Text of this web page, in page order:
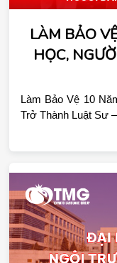
LÀM BẢO
HỌC,
Làm Bảo Vệ 10
Trở Thành Luật Sư